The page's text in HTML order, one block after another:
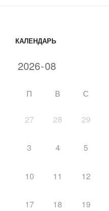
КАЛЕНДАРЬ
П В С
27 28 29
3 4 5
10 11 12
17 18 19